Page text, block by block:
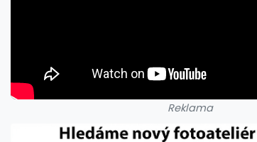
Reklama